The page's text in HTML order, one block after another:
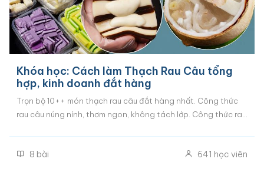
Khóa học: Cách làm Thạch Rau Câu tổng
hợp, kinh doanh đắt hàng
Trọn bộ 10++ món thạch rau câu đắt hàng nhất. Công thức
rau câu núng nính, thơm ngon, không tách lớp. Công thức rau
8 bài 641 học viên